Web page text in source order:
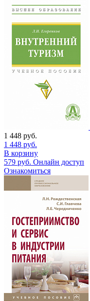
1 448 руб.
1 448 руб.
В корзину
579 руб. Онлайн доступ
Ознакомиться